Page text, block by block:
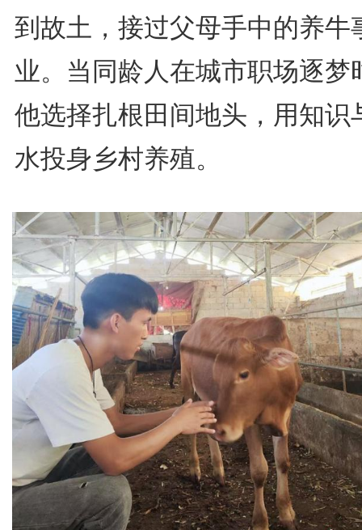
到故土，接过父母手中的养牛
业。当同龄人在城市职场逐梦
他选择扎根田间地头，用知识
水投身乡村养殖。